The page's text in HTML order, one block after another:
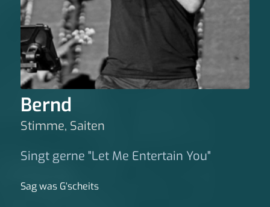
Bernd
Stimme, Saiten
Singt gerne "Let Me Entertain You"
Sag was G‘scheits